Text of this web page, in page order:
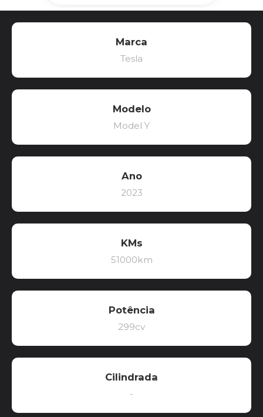
Marca
Tesla
Modelo
Model Y
Ano
2023
KMs
51000km
Potência
299cv
Cilindrada
-